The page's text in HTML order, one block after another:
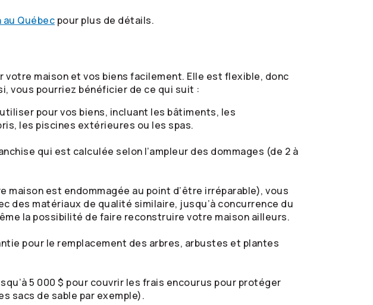
au Québec pour plus de détails.
maison et vos biens facilement. Elle est flexible, donc
vous pourriez bénéficier de ce qui suit :
pour vos biens, incluant les bâtiments, les
les piscines extérieures ou les spas.
qui est calculée selon l’ampleur des dommages (de 2 à
maison est endommagée au point d’être irréparable), vous
des matériaux de qualité similaire, jusqu’à concurrence du
la possibilité de faire reconstruire votre maison ailleurs.
pour le remplacement des arbres, arbustes et plantes
5 000 $ pour couvrir les frais encourus pour protéger
sacs de sable par exemple).